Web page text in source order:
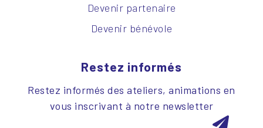
Devenir partenaire
Devenir bénévole
Restez informés
Restez informés des ateliers, animations en
vous inscrivant à notre newsletter